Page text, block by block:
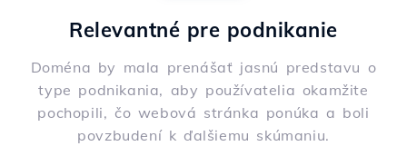
Relevantné pre podnikanie
Doména by mala prenášať jasnú predstavu o
type podnikania, aby používatelia okamžite
pochopili, čo webová stránka ponúka a boli
povzbudení k ďalšiemu skúmaniu.